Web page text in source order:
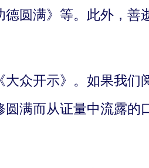
圆满》等。此外，善
众开示》。如果我们
满而从证量中流露的